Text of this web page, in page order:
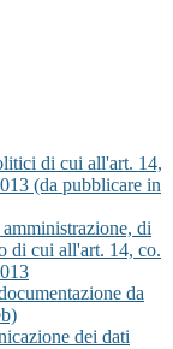
di cui all'art. 14,
(da pubblicare in
di
di cui all'art. 14, co.
da
dei dati